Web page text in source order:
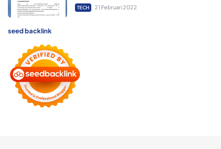
TECH 21 Februari 2022
seed backlink